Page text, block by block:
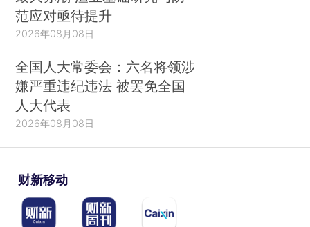
范应对亟待提升
2026年08月08日
全国人大常委会：六名将领涉
嫌严重违纪违法 被罢免全国
人大代表
2026年08月08日
财新移动